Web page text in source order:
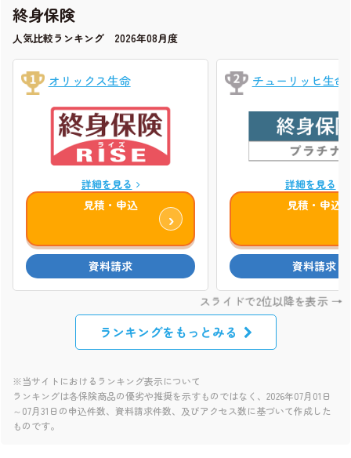
終身保険
人気比較ランキング 2026年08月度
オリックス生命
詳細を見る
見積・申込
チューリッヒ生命
詳細を見る
見積・申込
ランキングをもっとみる
※当サイトにおけるランキング表示について
ランキングは各保険商品の優劣や推奨を示すものではなく、2026年07月01日
～07月31日の申込件数、資料請求件数、及びアクセス数に基づいて作成した
ものです。